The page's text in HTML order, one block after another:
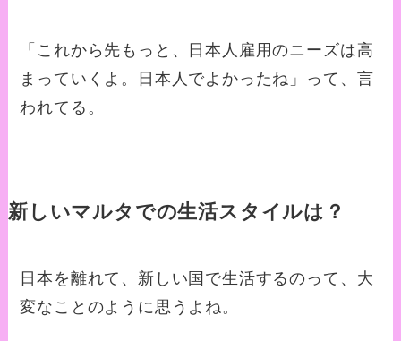
「これから先もっと、日本人雇用のニーズは高
まっていくよ。日本人でよかったね」って、言
われてる。
新しいマルタでの生活スタイルは？
日本を離れて、新しい国で生活するのって、大
変なことのように思うよね。